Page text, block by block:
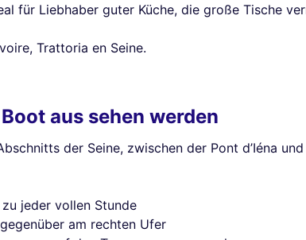
für Liebhaber guter Küche, die große Tische
Trattoria en Seine.
aus sehen werden
der Seine, zwischen der Pont d’Iéna
jeder vollen Stunde
am rechten Ufer